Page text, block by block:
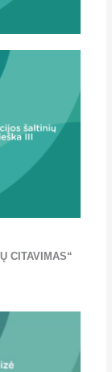
CITAVIMAS“